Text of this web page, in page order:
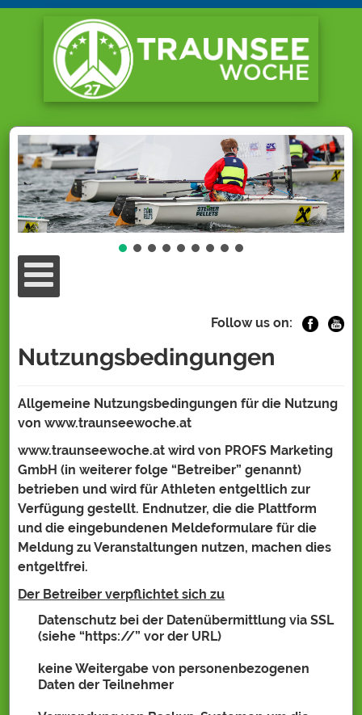
Follow us on:
Nutzungsbedingungen
Allgemeine Nutzungsbedingungen für die Nutzung
von www.traunseewoche.at
www.traunseewoche.at wird von PROFS Marketing
GmbH (in weiterer folge “Betreiber” genannt)
betrieben und wird für Athleten entgeltlich zur
Verfügung gestellt. Endnutzer, die die Plattform
und die eingebundenen Meldeformulare für die
Meldung zu Veranstaltungen nutzen, machen dies
entgeltfrei.
Der Betreiber verpflichtet sich zu
Datenschutz bei der Datenübermittlung via SSL
(siehe “https://” vor der URL)
keine Weitergabe von personenbezogenen
Daten der Teilnehmer